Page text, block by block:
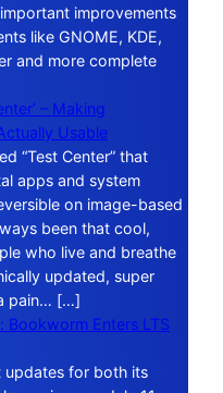
improvements
like GNOME, KDE,
and more complete
– Making
Usable
“Test Center” that
apps and system
on image-based
been that cool,
who live and breathe
updated, super
pain… […]
Bookworm Enters LTS
updates for both its